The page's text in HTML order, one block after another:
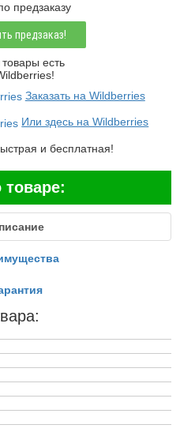
предзаказу
предзаказ!
есть
Заказать на Wildberries
Или здесь на Wildberries
и бесплатная!